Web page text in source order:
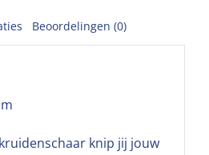
Beoordelingen (0)
knip jij jouw